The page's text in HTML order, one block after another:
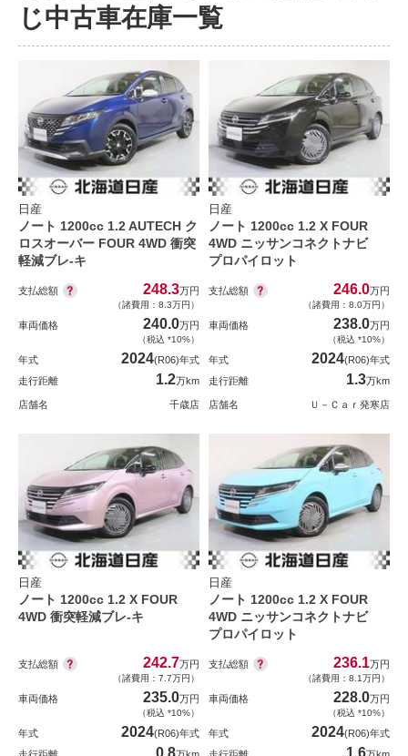
じ中古車在庫一覧
日産
ノート 1200cc 1.2 AUTECH ク
ロスオーバー FOUR 4WD 衝突
軽減ブレ-キ
支払総額 248.3万円
（諸費用：8.3万円）
車両価格 240.0万円
（税込 *10%）
年式 2024(R06)年式
走行距離
1.2万km
店舗名 千歳店
日産
ノート 1200cc 1.2 X FOUR
4WD ニッサンコネクトナビ
プロパイロット
支払総額 246.0万円
（諸費用：8.0万円）
車両価格 238.0万円
（税込 *10%）
年式 2024(R06)年式
走行距離
1.3万km
店舗名 Ｕ－Ｃａｒ発寒店
日産
ノート 1200cc 1.2 X FOUR
4WD 衝突軽減ブレ-キ
支払総額 242.7万円
（諸費用：7.7万円）
車両価格 235.0万円
（税込 *10%）
年式 2024(R06)年式
0.8
日産
ノート 1200cc 1.2 X FOUR
4WD ニッサンコネクトナビ
プロパイロット
支払総額 236.1万円
（諸費用：8.1万円）
車両価格 228.0万円
（税込 *10%）
年式 2024(R06)年式
1.6